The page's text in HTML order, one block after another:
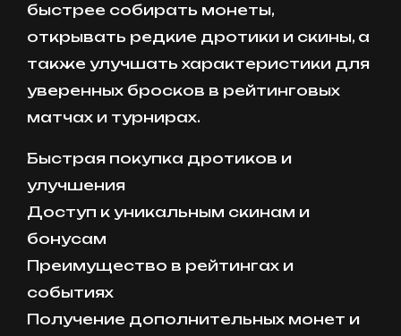
быстрее собирать монеты,
открывать редкие дротики и скины, а
также улучшать характеристики для
уверенных бросков в рейтинговых
матчах и турнирах.
Быстрая покупка дротиков и
улучшения
Доступ к уникальным скинам и
бонусам
Преимущество в рейтингах и
событиях
Получение дополнительных монет и